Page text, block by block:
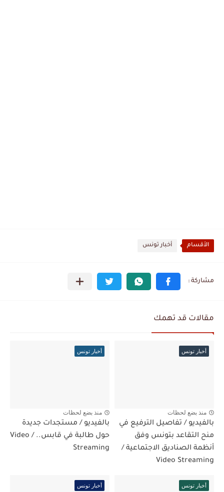
الأقسام أخبار تونس
مقالات قد تهمك
أخبار تونس
منذ بضع لحظات
بالفيديو / تفاصيل الترفيع في
منح التقاعد بتونس وفق
أنظمة الصناديق الاجتماعية /
Video Streaming
أخبار تونس
منذ بضع لحظات
بالفيديو / مستجدات جديدة
حول طالبة في قابس.. / Video
Streaming
أخبار تونس أخبار تونس